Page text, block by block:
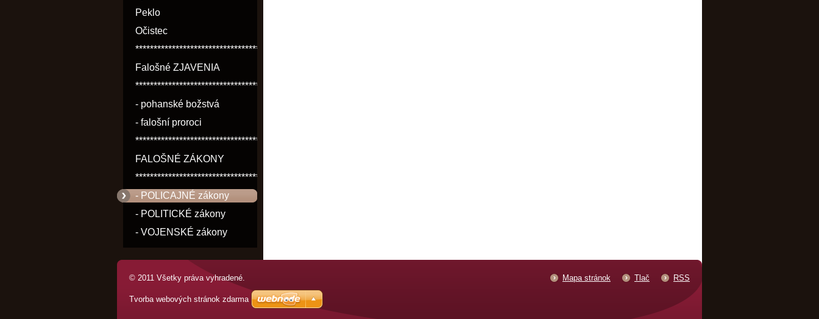
Peklo
Očistec
**********************************************
Falošné ZJAVENIA
*******************************************
- pohanské božstvá
- falošní proroci
*************************************************
FALOŠNÉ ZÁKONY
***************************************************
- POLICAJNÉ zákony
- POLITICKÉ zákony
- VOJENSKÉ zákony
Mapa stránok Tlač RSS
© 2011 Všetky práva vyhradené.
Tvorba webových stránok zdarma